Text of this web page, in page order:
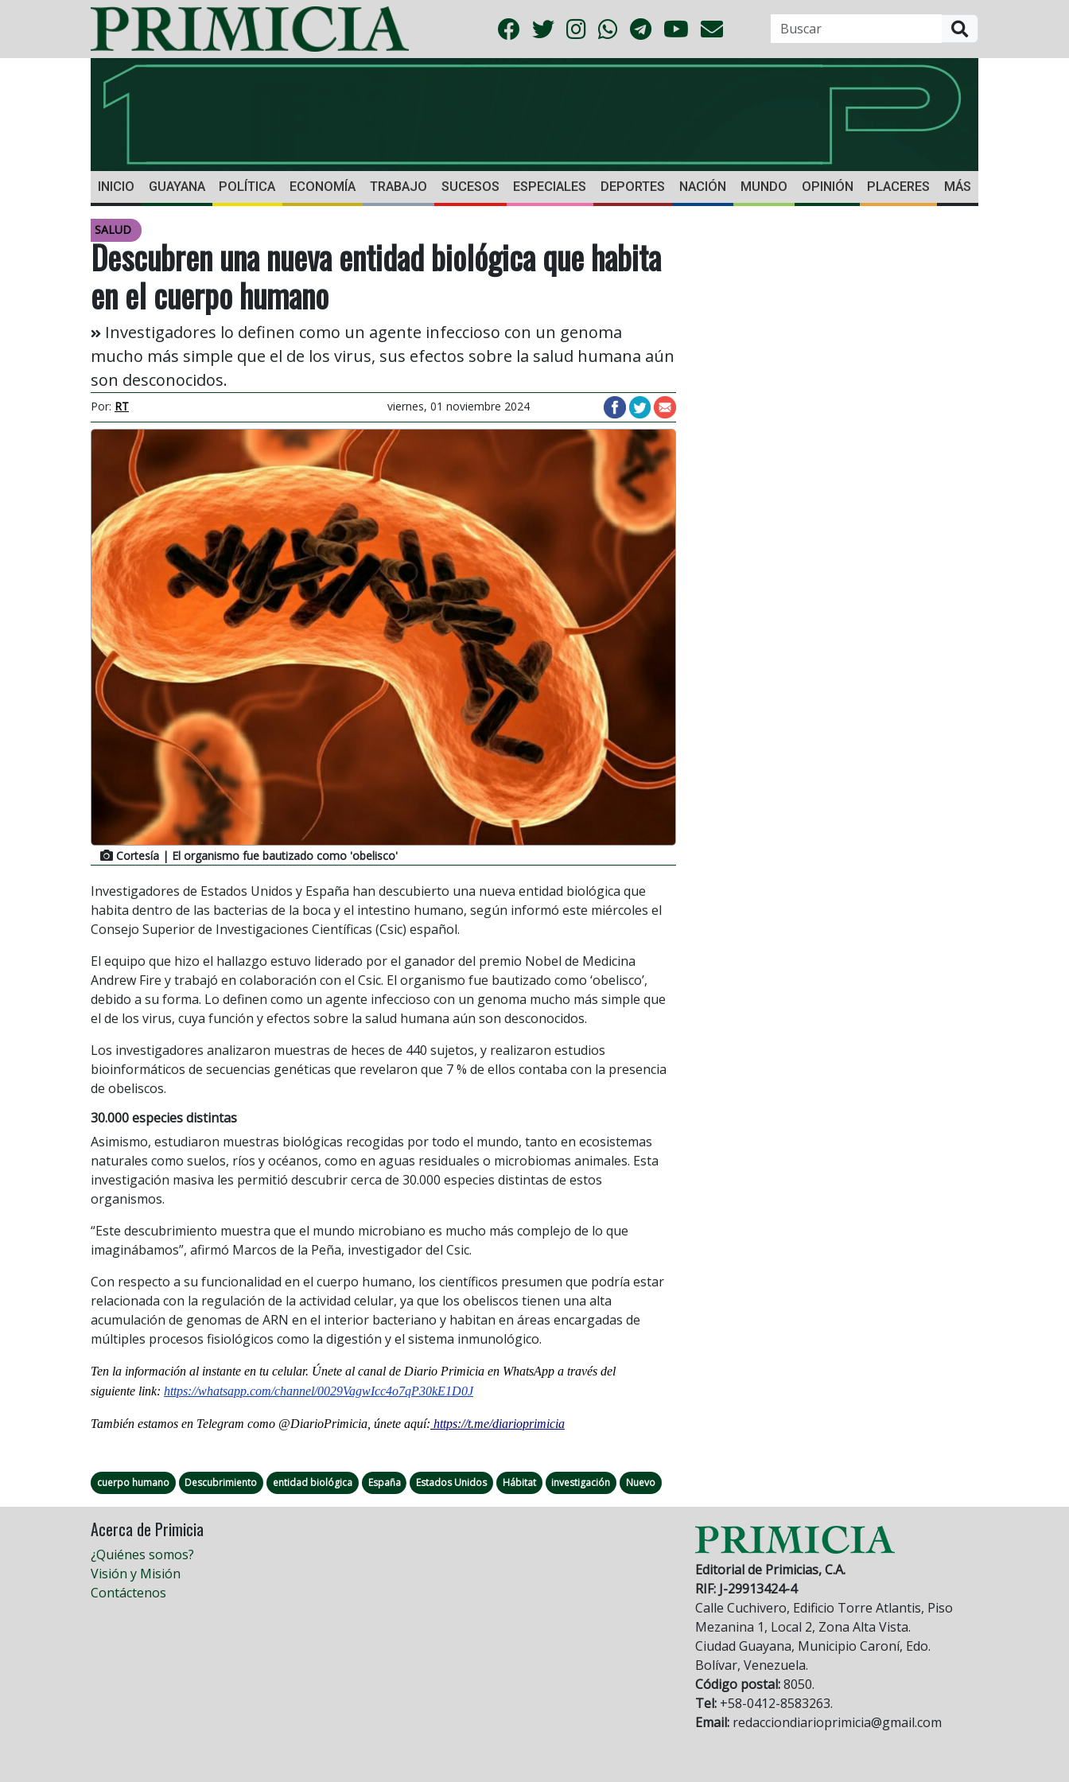
INICIO GUAYANA POLÍTICA ECONOMÍA TRABAJO SUCESOS ESPECIALES DEPORTES NACIÓN MUNDO OPINIÓN PLACERES MÁS
SALUD
Descubren una nueva entidad biológica que habita
en el cuerpo humano
Investigadores lo definen como un agente infeccioso con un genoma
mucho más simple que el de los virus, sus efectos sobre la salud humana aún
son desconocidos.
Por: RT viernes, 01 noviembre 2024
Cortesía | El organismo fue bautizado como 'obelisco'
Investigadores de Estados Unidos y España han descubierto una nueva entidad biológica que
habita dentro de las bacterias de la boca y el intestino humano, según informó este miércoles el
Consejo Superior de Investigaciones Científicas (Csic) español.
El equipo que hizo el hallazgo estuvo liderado por el ganador del premio Nobel de Medicina
Andrew Fire y trabajó en colaboración con el Csic. El organismo fue bautizado como ‘obelisco’,
debido a su forma. Lo definen como un agente infeccioso con un genoma mucho más simple que
el de los virus, cuya función y efectos sobre la salud humana aún son desconocidos.
Los investigadores analizaron muestras de heces de 440 sujetos, y realizaron estudios
bioinformáticos de secuencias genéticas que revelaron que 7 % de ellos contaba con la presencia
de obeliscos.
30.000 especies distintas
Asimismo, estudiaron muestras biológicas recogidas por todo el mundo, tanto en ecosistemas
naturales como suelos, ríos y océanos, como en aguas residuales o microbiomas animales. Esta
investigación masiva les permitió descubrir cerca de 30.000 especies distintas de estos
organismos.
“Este descubrimiento muestra que el mundo microbiano es mucho más complejo de lo que
imaginábamos”, afirmó Marcos de la Peña, investigador del Csic.
Con respecto a su funcionalidad en el cuerpo humano, los científicos presumen que podría estar
relacionada con la regulación de la actividad celular, ya que los obeliscos tienen una alta
acumulación de genomas de ARN en el interior bacteriano y habitan en áreas encargadas de
múltiples procesos fisiológicos como la digestión y el sistema inmunológico.
Ten la información al instante en tu celular. Únete al canal de Diario Primicia en WhatsApp a través del
siguiente link: https://whatsapp.com/channel/0029VagwIcc4o7qP30kE1D0J
También estamos en Telegram como @DiarioPrimicia, únete aquí: https://t.me/diarioprimicia
cuerpo humano Descubrimiento entidad biológica España Estados Unidos Hábitat investigación Nuevo
Acerca de Primicia
¿Quiénes somos?
Visión y Misión
Contáctenos
Editorial de Primicias, C.A.
RIF: J-29913424-4
Calle Cuchivero, Edificio Torre Atlantis, Piso
Mezanina 1, Local 2, Zona Alta Vista.
Ciudad Guayana, Municipio Caroní, Edo.
Bolívar, Venezuela.
Código postal:8050.
Tel: +58-0412-8583263.
Email: redacciondiarioprimicia@gmail.com